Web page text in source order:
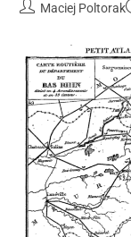
Maciej Poltorak